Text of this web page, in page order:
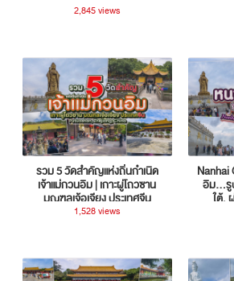
2,845 views
รวม 5 วัดสำคัญแห่งถิ่นกำเนิด
เจ้าแม่กวนอิม | เกาะผู่โถวซาน
มณฑลเจ้อเจียง ประเทศจีน
1,528 views
Nanhai
อิม...รู
ใต้,